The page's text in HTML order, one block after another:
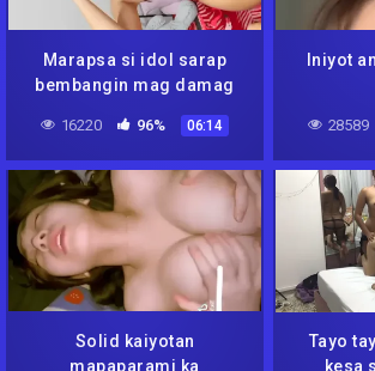
Marapsa si idol sarap
bembangin mag damag
16220 96% 06:14
Iniyot
28589
Solid kaiyotan
mapaparami ka
Tayo
kesa